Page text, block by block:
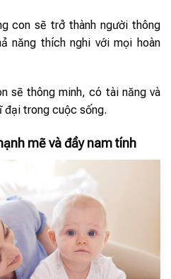
con sẽ trở thành người thông
năng thích nghi với mọi hoàn
sẽ thông minh, có tài năng và
đại trong cuộc sống.
mẽ và đầy nam tính